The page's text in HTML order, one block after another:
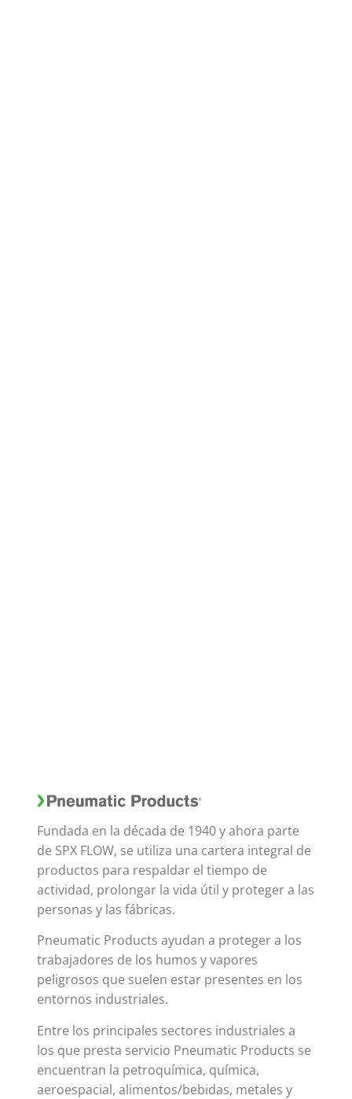
Fundada en la década de 1940 y ahora parte
de SPX FLOW, se utiliza una cartera integral de
productos para respaldar el tiempo de
actividad, prolongar la vida útil y proteger a las
personas y las fábricas.
Pneumatic Products ayudan a proteger a los
trabajadores de los humos y vapores
peligrosos que suelen estar presentes en los
entornos industriales.
Entre los principales sectores industriales a
los que presta servicio Pneumatic Products se
encuentran la petroquímica, química,
aeroespacial, alimentos/bebidas, metales y